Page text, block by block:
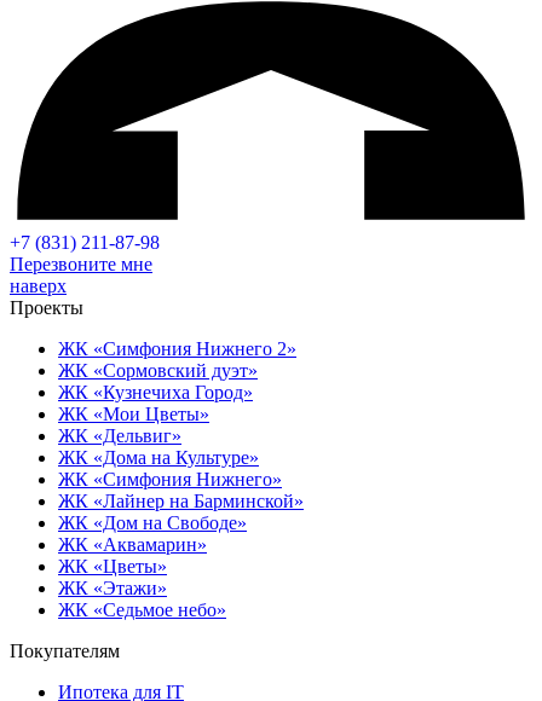
+7 (831) 211-87-98
Перезвоните мне
наверх
Проекты
ЖК «Симфония Нижнего 2»
ЖК «Сормовский дуэт»
ЖК «Кузнечиха Город»
ЖК «Мои Цветы»
ЖК «Дельвиг»
ЖК «Дома на Культуре»
ЖК «Симфония Нижнего»
ЖК «Лайнер на Барминской»
ЖК «Дом на Свободе»
ЖК «Аквамарин»
ЖК «Цветы»
ЖК «Этажи»
ЖК «Седьмое небо»
Покупателям
Ипотека для IT